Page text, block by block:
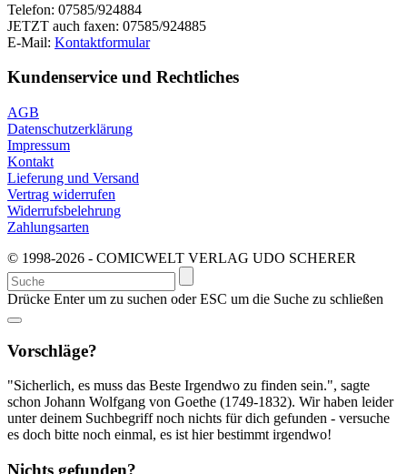
Telefon: 07585/924884
JETZT auch faxen: 07585/924885
E-Mail: Kontaktformular
Kundenservice und Rechtliches
AGB
Datenschutzerklärung
Impressum
Kontakt
Lieferung und Versand
Vertrag widerrufen
Widerrufsbelehrung
Zahlungsarten
© 1998-2026 - COMICWELT VERLAG UDO SCHERER
Suchen
nach:
Drücke Enter um zu suchen oder ESC um die Suche zu schließen
Vorschläge?
"Sicherlich, es muss das Beste Irgendwo zu finden sein.", sagte
schon Johann Wolfgang von Goethe (1749-1832). Wir haben leider
unter deinem Suchbegriff noch nichts für dich gefunden - versuche
es doch bitte noch einmal, es ist hier bestimmt irgendwo!
Nichts gefunden?